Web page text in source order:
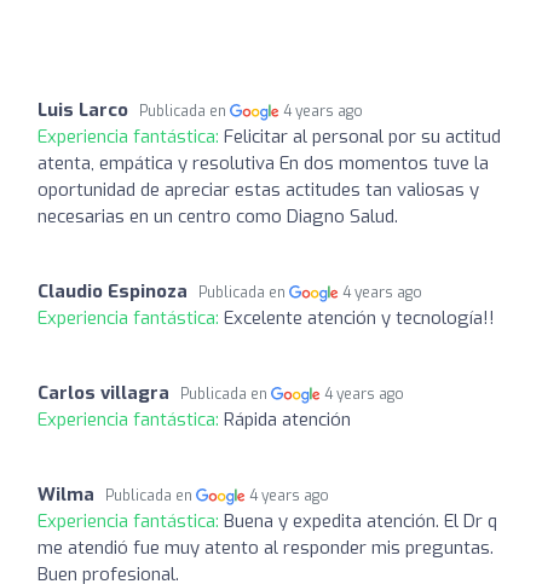
Luis Larco Publicada en 4 years ago
Experiencia fantástica: Felicitar al personal por su actitud
atenta, empática y resolutiva En dos momentos tuve la
oportunidad de apreciar estas actitudes tan valiosas y
necesarias en un centro como Diagno Salud.
Claudio Espinoza Publicada en 4 years ago
Experiencia fantástica: Excelente atención y tecnología!!
Carlos villagra Publicada en 4 years ago
Experiencia fantástica: Rápida atención
Wilma Publicada en 4 years ago
Experiencia fantástica: Buena y expedita atención. El Dr q
me atendió fue muy atento al responder mis preguntas.
Buen profesional.